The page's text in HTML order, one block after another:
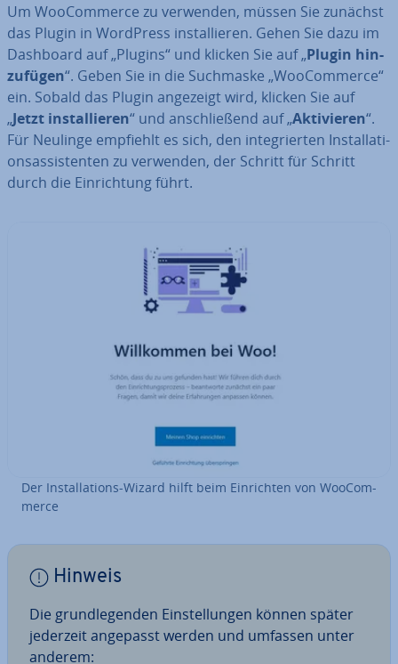
Um Woo­Com­mer­ce zu verwenden, müssen Sie zunächst
das Plugin in WordPress in­stal­lie­ren. Gehen Sie dazu im
Dashboard auf „Plugins“ und klicken Sie auf „Plugin hin­
zu­fü­gen“. Geben Sie in die Suchmaske „Woo­Com­mer­ce“
ein. Sobald das Plugin angezeigt wird, klicken Sie auf
„Jetzt in­stal­lie­ren“ und an­schlie­ßend auf „Ak­ti­vie­ren“.
Für Neulinge empfiehlt es sich, den in­te­grier­ten In­stal­la­ti­
ons­as­sis­ten­ten zu verwenden, der Schritt für Schritt
durch die Ein­rich­tung führt.
Der In­stal­la­ti­ons-Wizard hilft beim Ein­rich­ten von Woo­Com­
mer­ce
Hinweis
Die grund­le­gen­den Ein­stel­lun­gen können später
jederzeit angepasst werden und umfassen unter
anderem: